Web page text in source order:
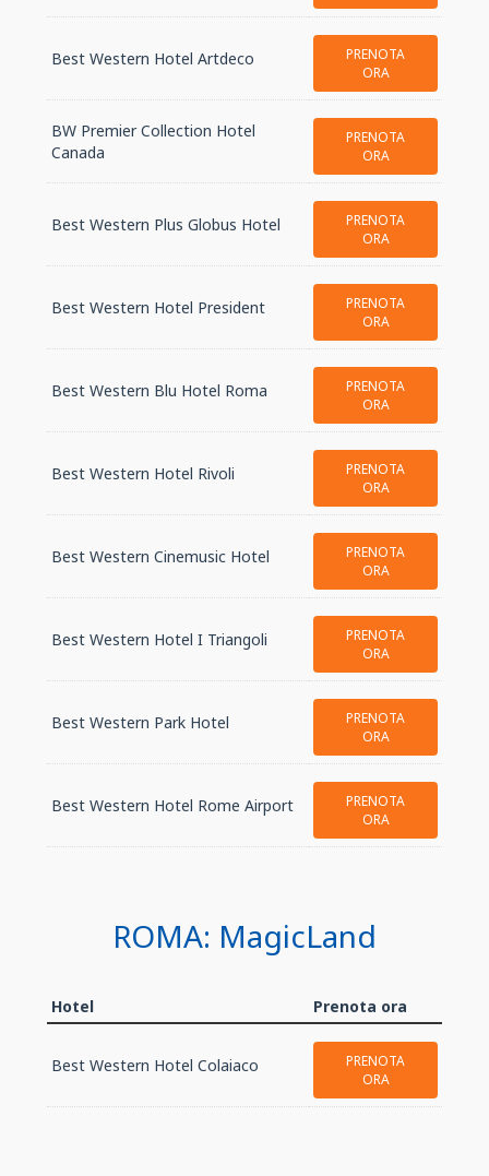
Best Western Hotel Artdeco
PRENOTA
ORA
BW Premier Collection Hotel
Canada
PRENOTA
ORA
Best Western Plus Globus Hotel
PRENOTA
ORA
Best Western Hotel President
PRENOTA
ORA
Best Western Blu Hotel Roma
PRENOTA
ORA
Best Western Hotel Rivoli
PRENOTA
ORA
Best Western Cinemusic Hotel
PRENOTA
ORA
Best Western Hotel I Triangoli
PRENOTA
ORA
Best Western Park Hotel
PRENOTA
ORA
Best Western Hotel Rome Airport
PRENOTA
ORA
ROMA: MagicLand
Hotel Prenota ora
Best Western Hotel Colaiaco
PRENOTA
ORA